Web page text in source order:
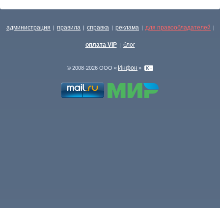
администрация | правила | справка | реклама | для правообладателей |
оплата VIP | блог
© 2008-2026 ООО « Инфон »